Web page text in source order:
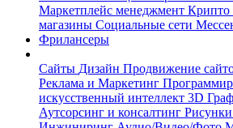
Маркетплейс менеджмент Крипто
магазины Социальные сети
Фрилансеры
Сайты Дизайн Продвижение
Реклама и Маркетинг
искусственный интеллект 3D
Аутсорсинг и консалтинг